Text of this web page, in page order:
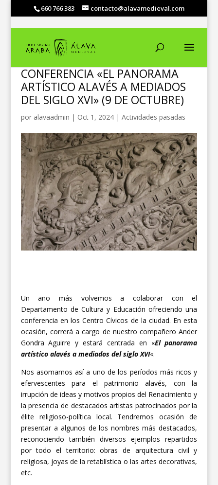
660 766 383 contacto@alavamedieval.com
CONFERENCIA «EL PANORAMA
ARTÍSTICO ALAVÉS A MEDIADOS
DEL SIGLO XVI» (9 DE OCTUBRE)
por alavaadmin | Oct 1, 2024| Actividades pasadas
Un año más volvemos a colaborar con el
Departamento de Cultura y Educación ofreciendo una
conferencia en los Centro Cívicos de la ciudad. En esta
ocasión, correrá a cargo de nuestro compañero Ander
Gondra Aguirre y estará centrada en «El panorama
artístico alavés a mediados del siglo XVI«.
Nos asomamos así a uno de los períodos más ricos y
efervescentes para el patrimonio alavés, con la
irrupción de ideas y motivos propios del Renacimiento y
la presencia de destacados artistas patrocinados por la
élite religioso-política local. Tendremos ocasión de
presentar a algunos de los nombres más destacados,
reconociendo también diversos ejemplos repartidos
por todo el territorio: obras de arquitectura civil y
religiosa, joyas de la retablística o las artes decorativas,
etc.